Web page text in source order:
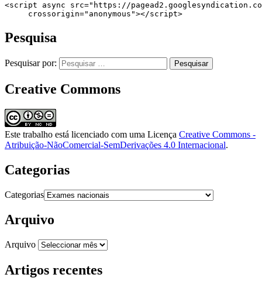
<script async src="https://
     crossorigin="anonymous"></script>
Pesquisa
Pesquisar por:
Creative Commons
Este trabalho está licenciado com uma Licença Creative Commons -
Atribuição-NãoComercial-SemDerivações 4.0 Internacional.
Categorias
Categorias
Arquivo
Arquivo
Artigos recentes